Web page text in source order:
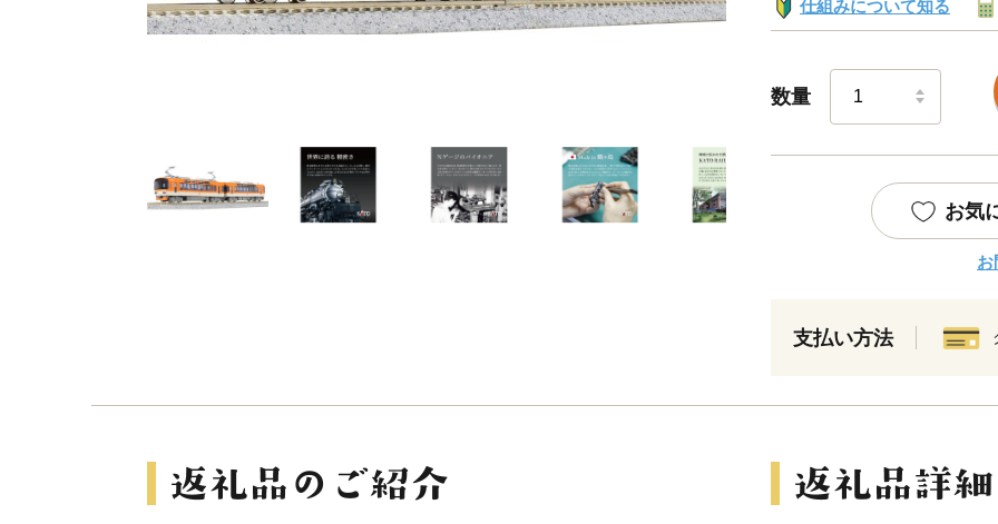
仕組みについて知る
数量
お気
お
支払い方法